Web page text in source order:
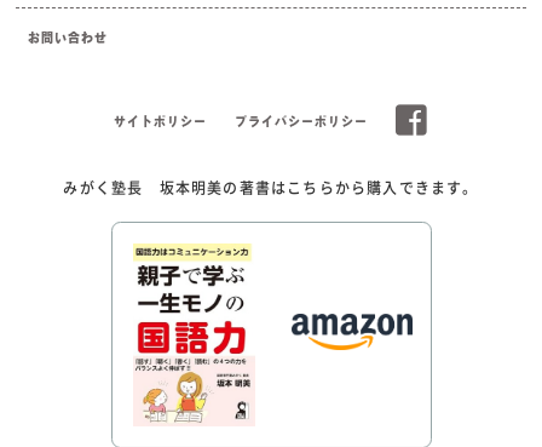
お問い合わせ
サイトポリシー プライバシーポリシー
みがく塾長 坂本明美の著書はこちらから購入できます。